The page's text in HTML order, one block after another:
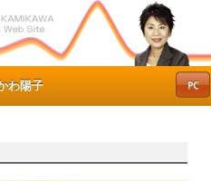
わ陽子